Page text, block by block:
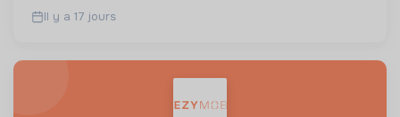
Il y a 17 jours